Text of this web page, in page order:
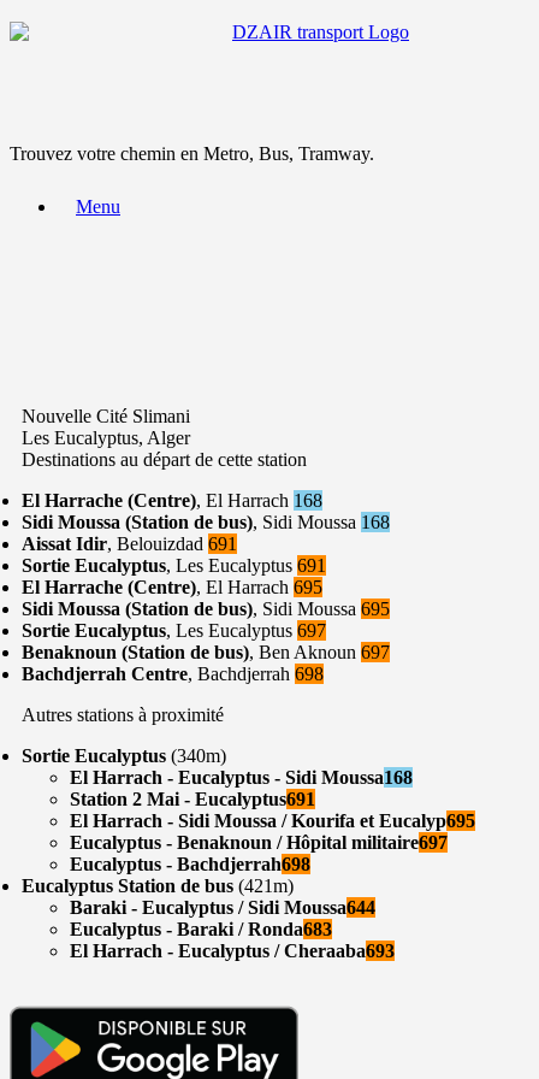
Trouvez votre chemin en Metro, Bus, Tramway.
Menu
Nouvelle Cité Slimani
Les Eucalyptus, Alger
Destinations au départ de cette station
El Harrache (Centre), El Harrach 168
Sidi Moussa (Station de bus), Sidi Moussa 168
Aissat Idir, Belouizdad 691
Sortie Eucalyptus, Les Eucalyptus 691
El Harrache (Centre), El Harrach 695
Sidi Moussa (Station de bus), Sidi Moussa 695
Sortie Eucalyptus, Les Eucalyptus 697
Benaknoun (Station de bus), Ben Aknoun 697
Bachdjerrah Centre, Bachdjerrah 698
Autres stations à proximité
Sortie Eucalyptus (340m)
El Harrach - Eucalyptus - Sidi Moussa168
Station 2 Mai - Eucalyptus691
El Harrach - Sidi Moussa / Kourifa et Eucalyp695
Eucalyptus - Benaknoun / Hôpital militaire697
Eucalyptus - Bachdjerrah698
Eucalyptus Station de bus (421m)
Baraki - Eucalyptus / Sidi Moussa644
Eucalyptus - Baraki / Ronda683
El Harrach - Eucalyptus / Cheraaba693